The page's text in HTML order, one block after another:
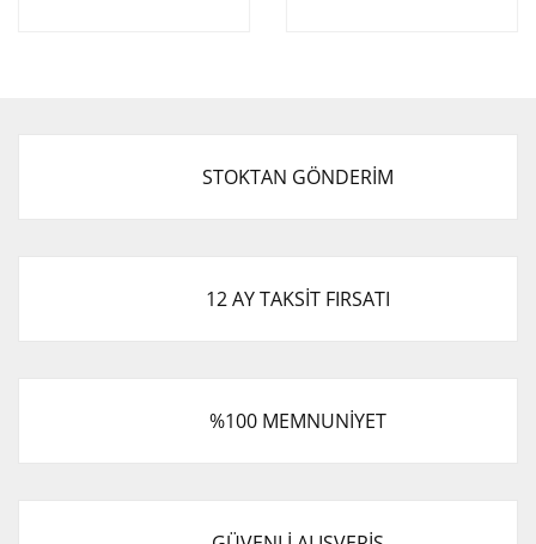
STOKTAN GÖNDERİM
12 AY TAKSİT FIRSATI
%100 MEMNUNİYET